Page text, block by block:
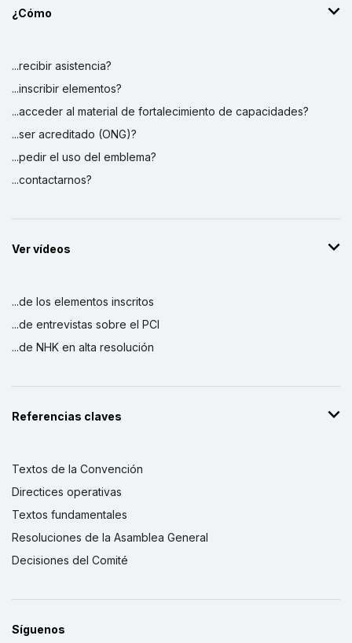
¿Cómo
...recibir asistencia?
...inscribir elementos?
...acceder al material de fortalecimiento de capacidades?
...ser acreditado (ONG)?
...pedir el uso del emblema?
...contactarnos?
Ver vídeos
...de los elementos inscritos
...de entrevistas sobre el PCI
...de NHK en alta resolución
Referencias claves
Textos de la Convención
Directices operativas
Textos fundamentales
Resoluciones de la Asamblea General
Decisiones del Comité
Síguenos